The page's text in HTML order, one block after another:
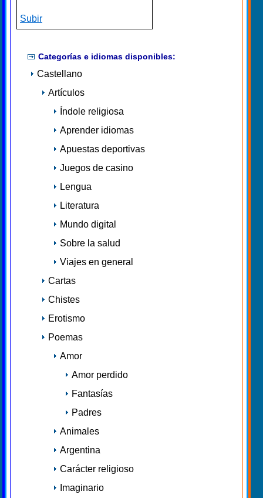
Subir
Categorías e idiomas disponibles:
Castellano
Artículos
Índole religiosa
Aprender idiomas
Apuestas deportivas
Juegos de casino
Lengua
Literatura
Mundo digital
Sobre la salud
Viajes en general
Cartas
Chistes
Erotismo
Poemas
Amor
Amor perdido
Fantasías
Padres
Animales
Argentina
Carácter religioso
Imaginario